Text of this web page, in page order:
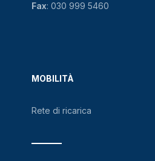
MOBILITÀ
Rete di ricarica
Fax: 030 999 5460